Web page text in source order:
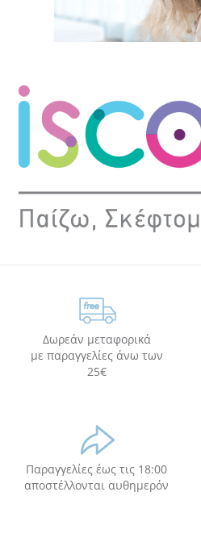
Δωρεάν μεταφορικά
με παραγγελίες άνω των
25€
Παραγγελίες έως τις 18:00
αποστέλλονται αυθημερόν